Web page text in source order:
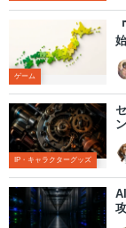
ゲーム
IP・キャラクターグッズ